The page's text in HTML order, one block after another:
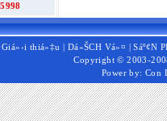
Giá»›i thiá»‡u | Dá»ŠCH Vá»¤ |Sáº¢N
Copyright © 2003-
Power by: Con